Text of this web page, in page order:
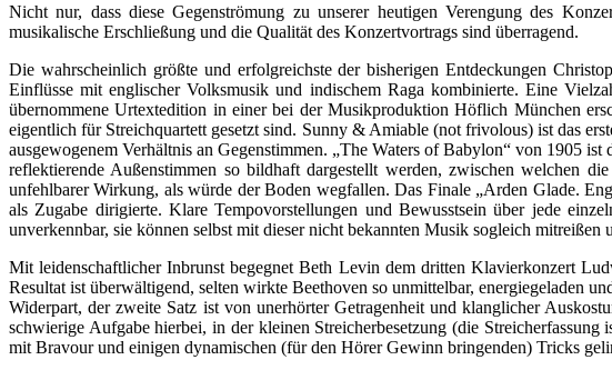
Nicht nur, dass diese Gegenströmung zu unserer heutigen Verengung des
musikalische Erschließung und die Qualität des Konzertvortrags sind überragend.
Die wahrscheinlich größte und erfolgreichste der bisherigen Entdeckungen
Einflüsse mit englischer Volksmusik und indischem Raga kombinierte. Eine
übernommene Urtextedition in einer bei der Musikproduktion Höflich München
eigentlich für Streichquartett gesetzt sind. Sunny & Amiable (not frivolous) ist das
ausgewogenem Verhältnis an Gegenstimmen. „The Waters of Babylon“ von 1905
reflektierende Außenstimmen so bildhaft dargestellt werden, zwischen welchen
unfehlbarer Wirkung, als würde der Boden wegfallen. Das Finale „Arden Glade.
als Zugabe dirigierte. Klare Tempovorstellungen und Bewusstsein über jede
unverkennbar, sie können selbst mit dieser nicht bekannten Musik sogleich mitreißen
Mit leidenschaftlicher Inbrunst begegnet Beth Levin dem dritten Klavierkonzert
Resultat ist überwältigend, selten wirkte Beethoven so unmittelbar, energiegeladen
Widerpart, der zweite Satz ist von unerhörter Getragenheit und klanglicher
schwierige Aufgabe hierbei, in der kleinen Streicherbesetzung (die
mit Bravour und einigen dynamischen (für den Hörer Gewinn bringenden) Tricks